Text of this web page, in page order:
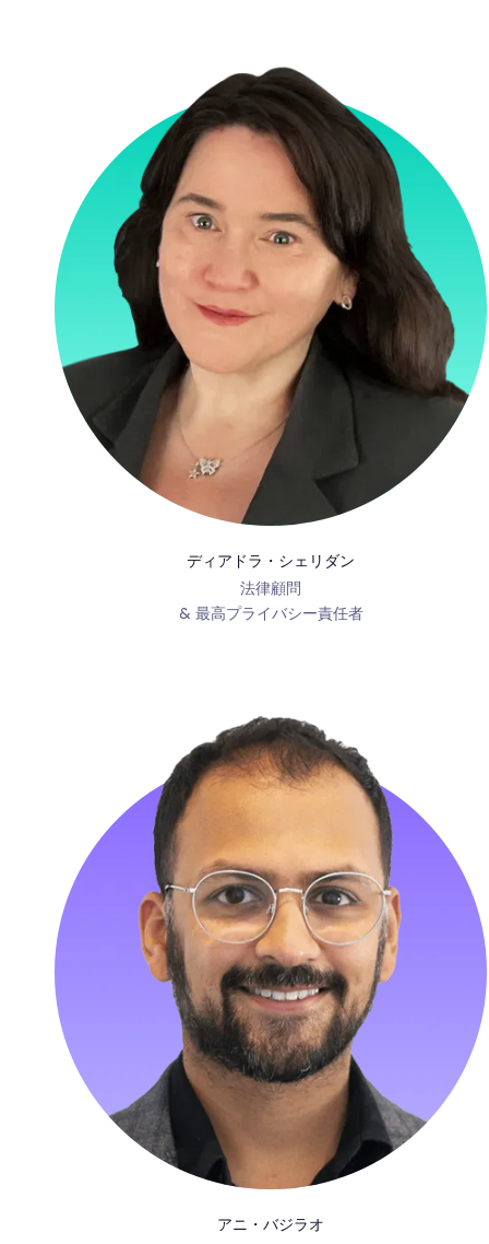
ディアドラ・シェリダン
法律顧問
& 最高プライバシー責任者
アニ・バジラオ